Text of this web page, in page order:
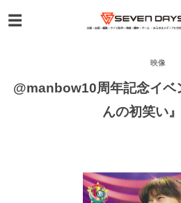
映像
@manbow10周年記念イベ
んの初笑い